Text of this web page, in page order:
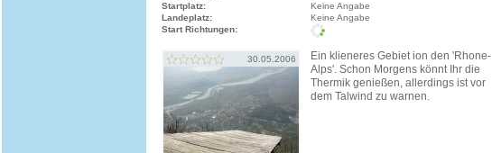
Startplatz:
Keine Angabe
Landeplatz:
Keine Angabe
Start Richtungen:
30.05.2006
Ein klieneres Gebiet ion den 'Rhone-
Alps'. Schon Morgens könnt Ihr die
Thermik genießen, allerdings ist vor
dem Talwind zu warnen.